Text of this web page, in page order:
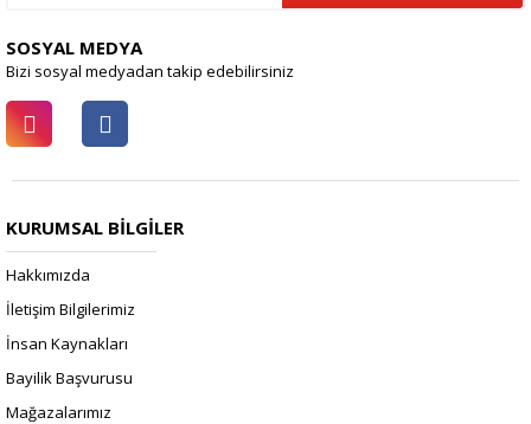
SOSYAL MEDYA
Bizi sosyal medyadan takip edebilirsiniz
KURUMSAL BİLGİLER
Hakkımızda
İletişim Bilgilerimiz
İnsan Kaynakları
Bayilik Başvurusu
Mağazalarımız